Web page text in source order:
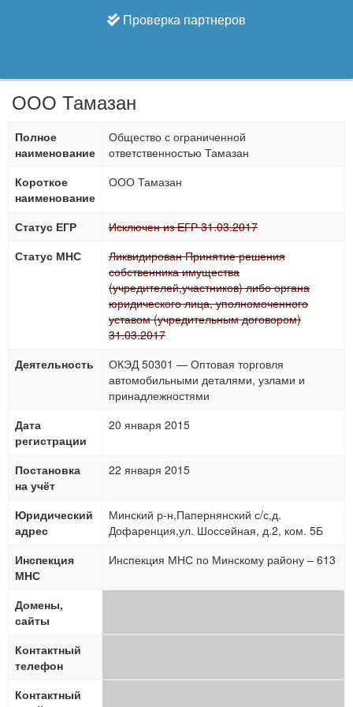
Проверка партнеров
ООО Тамазан
Полное
наименование
Общество с ограниченной
ответственностью Тамазан
Короткое
наименование
ООО Тамазан
Статус ЕГР
Исключен из ЕГР 31.03.2017
Статус МНС
Ликвидирован Принятие решения
собственника имущества
(учредителей,участников) либо органа
юридического лица, уполномоченного
уставом (учредительным договором)
31.03.2017
Деятельность
ОКЭД 50301 — Оптовая торговля
автомобильными деталями, узлами и
принадлежностями
Дата
регистрации
20 января 2015
Постановка
на учёт
22 января 2015
Юридический
адрес
Минский р-н,Папернянский с/с,д.
Дофаренция,ул. Шоссейная, д.2, ком. 5Б
Инспекция
МНС
Инспекция МНС по Минскому району – 613
Домены,
сайты
Контактный
телефон
Контактный